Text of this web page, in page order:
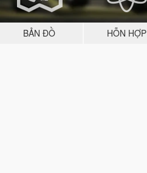
BẢN ĐỒ HỖN HỢP